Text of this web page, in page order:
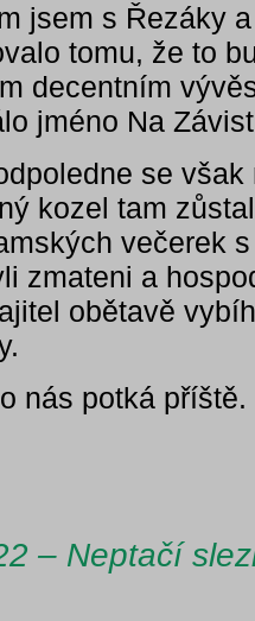
jsem s Řezáky
tomu, že to
decentním
jméno Na
se
kozel tam
večerek
zmateni a
obětavě
nás potká příště.
– Neptačí